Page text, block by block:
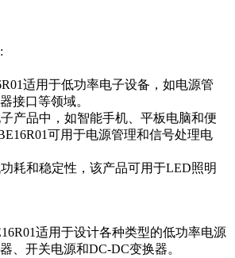
适用于低功率电子设备，如电源管
接口等领域。
产品中，如智能手机、平板电脑和便
可用于电源管理和信号处理电
耗和稳定性，该产品可用于LED照明
适用于设计各种类型的低功率电源
、开关电源和DC-DC变换器。